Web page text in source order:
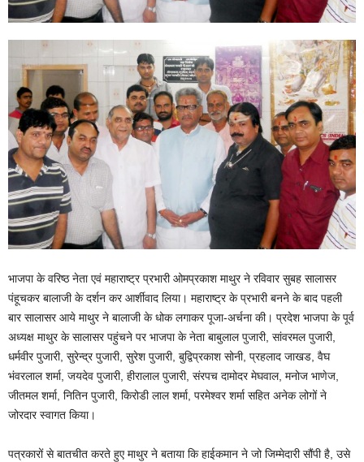
भाजपा के वरिष्ठ नेता एवं महाराष्ट्र प्रभारी ओमप्रकाश माथुर ने रविवार सुबह सालासर
पंहूचकर बालाजी के दर्शन कर आर्शीवाद लिया। महाराष्ट्र के प्रभारी बनने के बाद पहली
बार सालासर आये माथुर ने बालाजी के धोक लगाकर पूजा-अर्चना की। प्रदेश भाजपा के पूर्व
अध्यक्ष माथुर के सालासर पहुंचने पर भाजपा के नेता बाबुलाल पुजारी, सांवरमल पुजारी,
धर्मवीर पुजारी, सुरेन्द्र पुजारी, सुरेश पुजारी, बुद्विप्रकाश सोनी, प्रहलाद जाखड, वैघ
भंवरलाल शर्मा, जयदेव पुजारी, हीरालाल पुजारी, संरपच दामोदर मेघवाल, मनोज भाणेज,
जीतमल शर्मा, नितिन पुजारी, किरोडी लाल शर्मा, परमेश्वर शर्मा सहित अनेक लोगों ने
जोरदार स्वागत किया।
पत्रकारों से बातचीत करते हुए माथुर ने बताया कि हाईकमान ने जो जिम्मेदारी सौंपी है, उसे